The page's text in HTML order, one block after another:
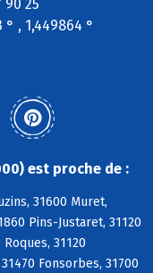
90 25
° , 1,449864 °
est proche de :
31600 Muret,
Pins-Justaret, 31120
31120
Fonsorbes, 31700